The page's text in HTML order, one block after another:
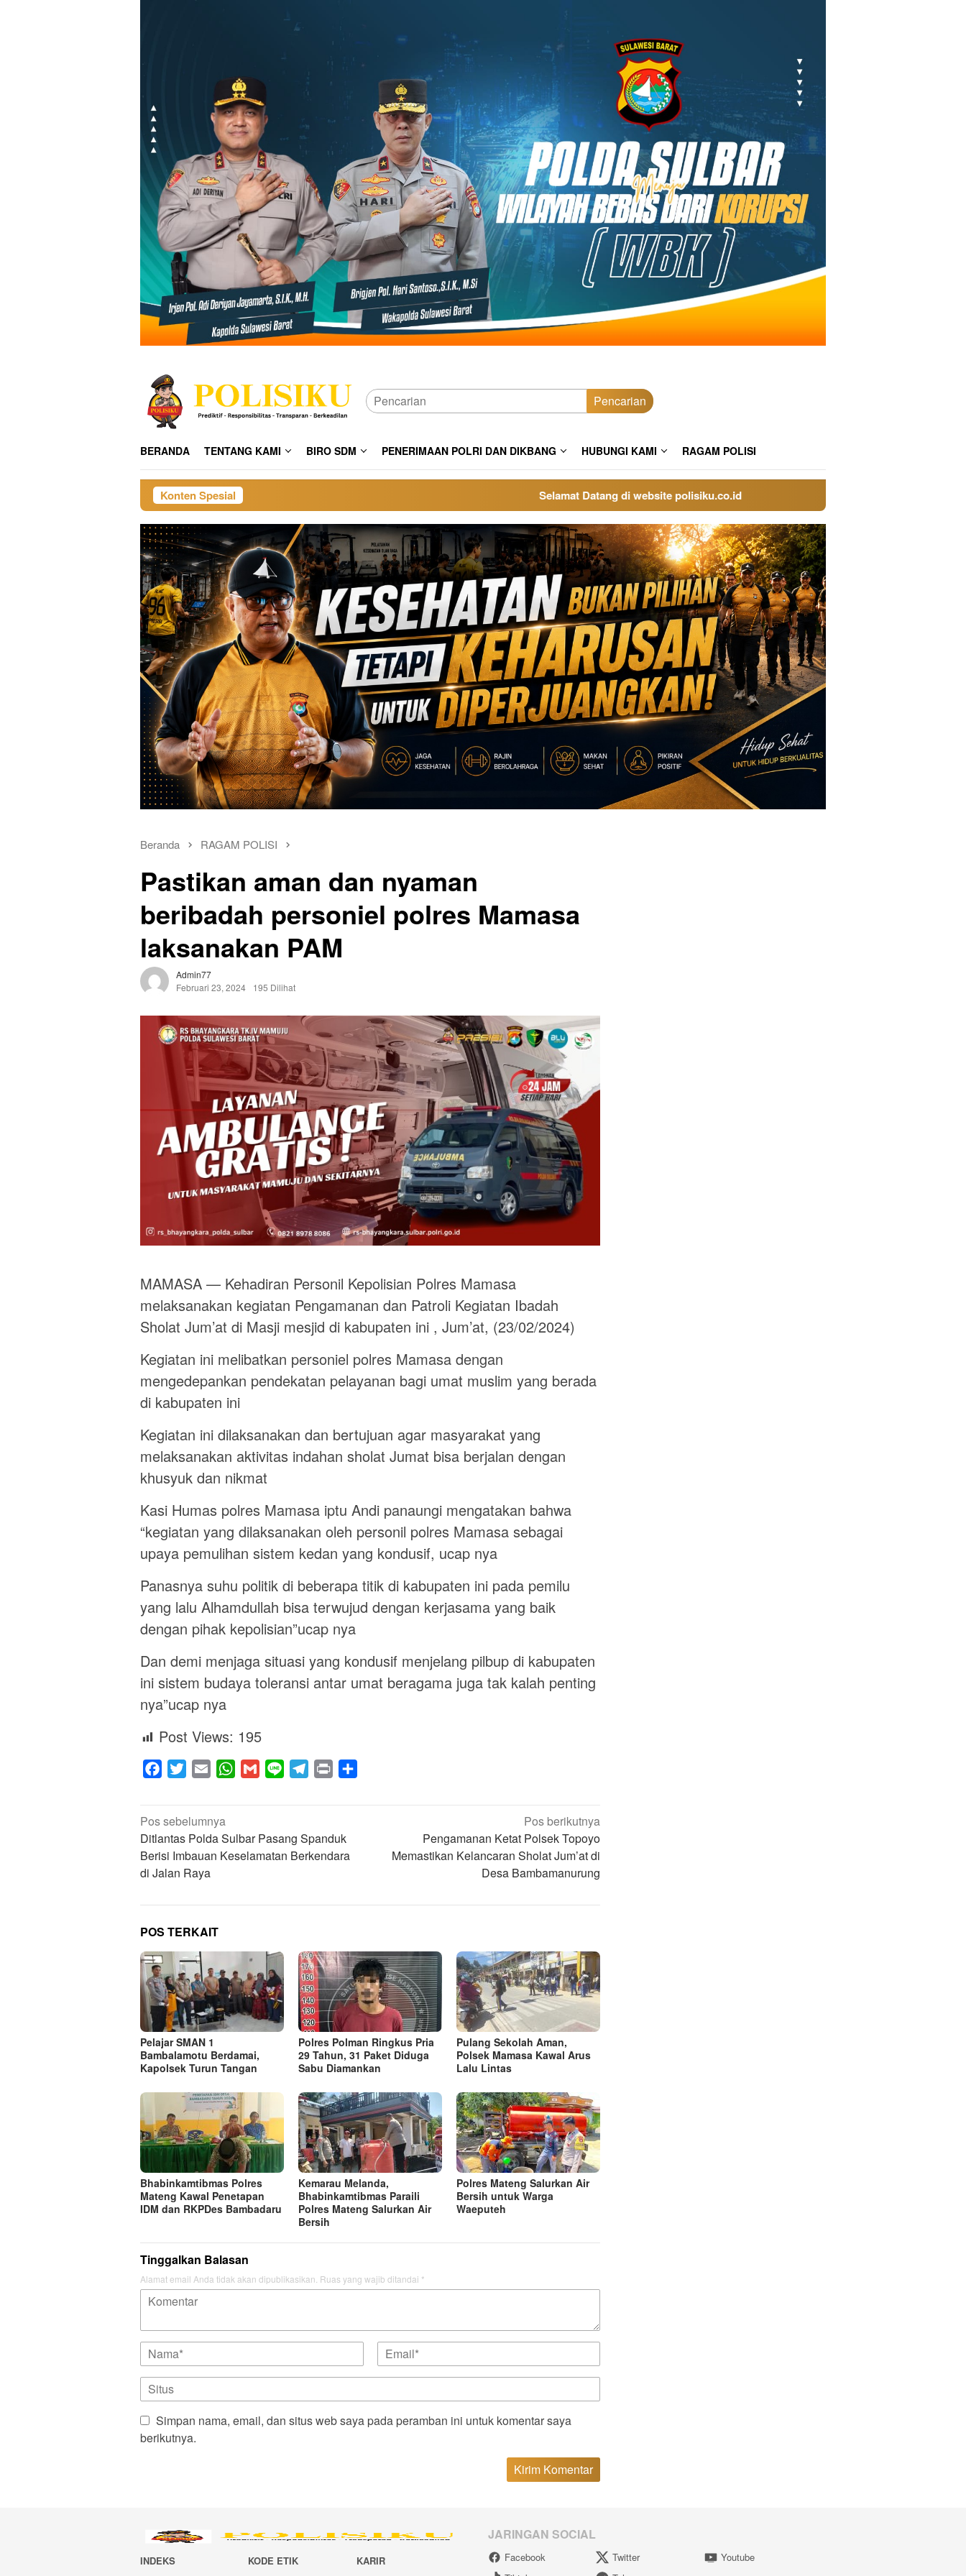
Pencarian
BERANDA TENTANG KAMI BIRO SDM PENERIMAAN POLRI DAN DIKBANG HUBUNGI KAMI RAGAM POLISI
Konten Spesial Selamat Datang di website polisiku.co.id
Beranda RAGAM POLISI
Pastikan aman dan nyaman
beribadah personiel polres Mamasa
laksanakan PAM
Admin77
Februari 23, 2024
195 Dilihat
MAMASA — Kehadiran Personil Kepolisian Polres Mamasa
melaksanakan kegiatan Pengamanan dan Patroli Kegiatan Ibadah
Sholat Jum’at di Masji mesjid di kabupaten ini , Jum’at, (23/02/2024)
Kegiatan ini melibatkan personiel polres Mamasa dengan
mengedepankan pendekatan pelayanan bagi umat muslim yang berada
di kabupaten ini
Kegiatan ini dilaksanakan dan bertujuan agar masyarakat yang
melaksanakan aktivitas indahan sholat Jumat bisa berjalan dengan
khusyuk dan nikmat
Kasi Humas polres Mamasa iptu Andi panaungi mengatakan bahwa
“kegiatan yang dilaksanakan oleh personil polres Mamasa sebagai
upaya pemulihan sistem kedan yang kondusif, ucap nya
Panasnya suhu politik di beberapa titik di kabupaten ini pada pemilu
yang lalu Alhamdullah bisa terwujud dengan kerjasama yang baik
dengan pihak kepolisian”ucap nya
Dan demi menjaga situasi yang kondusif menjelang pilbup di kabupaten
ini sistem budaya toleransi antar umat beragama juga tak kalah penting
nya”ucap nya
Post Views: 195
Facebook
Twitter Email WhatsApp
Gmail Line Telegram
Print
Navigasi
pos
Pos sebelumnya
Ditlantas Polda Sulbar Pasang Spanduk
Berisi Imbauan Keselamatan Berkendara
di Jalan Raya
Pos berikutnya
Pengamanan Ketat Polsek Topoyo
Memastikan Kelancaran Sholat Jum’at di
Desa Bambamanurung
POS TERKAIT
Pelajar SMAN 1
Bambalamotu Berdamai,
Kapolsek Turun Tangan
Polres Polman Ringkus Pria
29 Tahun, 31 Paket Diduga
Sabu Diamankan
Pulang Sekolah Aman,
Polsek Mamasa Kawal Arus
Lalu Lintas
Bhabinkamtibmas Polres
Mateng Kawal Penetapan
IDM dan RKPDes Bambadaru
Kemarau Melanda,
Bhabinkamtibmas Paraili
Polres Mateng Salurkan Air
Bersih
Polres Mateng Salurkan Air
Bersih untuk Warga
Waeputeh
Tinggalkan Balasan
Alamat email Anda tidak akan dipublikasikan. Ruas yang wajib ditandai *
Simpan nama, email, dan situs web saya pada peramban ini untuk komentar saya
berikutnya.
INDEKS KODE ETIK
KARIR
JARINGAN SOCIAL
Facebook Twitter
Youtube